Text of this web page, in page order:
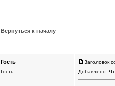
Вернуться к началу
Гость
Гость
Заголовок
Добавлено: